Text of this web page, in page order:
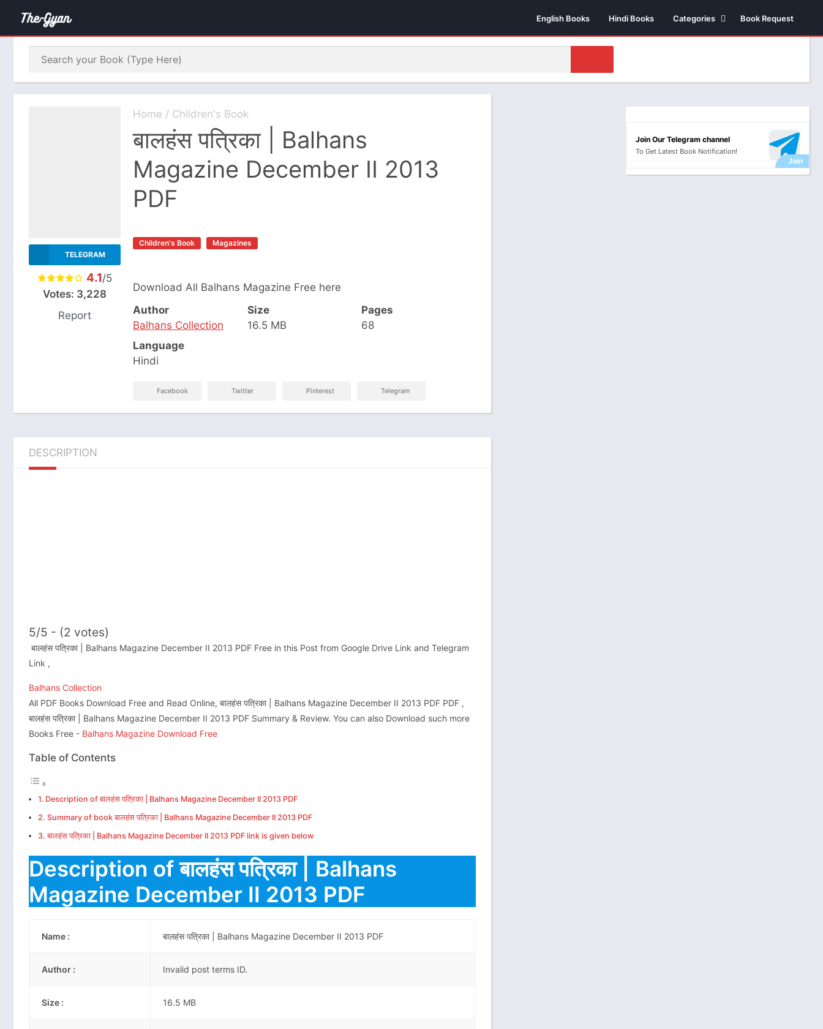
English Books Hindi Books Categories
Biography /
Health
Novels
Novels
Book Request
Home / Children's Book
बालहंस पत्रिका | Balhans
Magazine December II 2013
PDF
Children's Book Magazines
Download All Balhans Magazine Free here
TELEGRAM
4.1/5
Votes: 3,228
Report
Author
Balhans Collection
Size
16.5 MB
Pages
68
Language
Hindi
Facebook Twitter Pinterest Telegram
DESCRIPTION
5/5 - (2 votes)
बालहंस पत्रिका | Balhans Magazine December II 2013 PDF Free in this Post from Google Drive Link and Telegram
Link ,
Balhans Collection
All PDF Books Download Free and Read Online, बालहंस पत्रिका | Balhans Magazine December II 2013 PDF PDF ,
बालहंस पत्रिका | Balhans Magazine December II 2013 PDF Summary & Review. You can also Download such more
Books Free - Balhans Magazine Download Free
Table of Contents
Description of बालहंस पत्रिका | Balhans Magazine December II 2013 PDF
Summary of book बालहंस पत्रिका | Balhans Magazine December II 2013 PDF
बालहंस पत्रिका | Balhans Magazine December II 2013 PDF link is given below
Description of बालहंस पत्रिका | Balhans
Magazine December II 2013 PDF
Name : बालहंस पत्रिका | Balhans Magazine December II 2013 PDF
Author : Invalid post terms ID.
Size : 16.5 MB
Join Our Telegram channel
To Get Latest Book Notification!